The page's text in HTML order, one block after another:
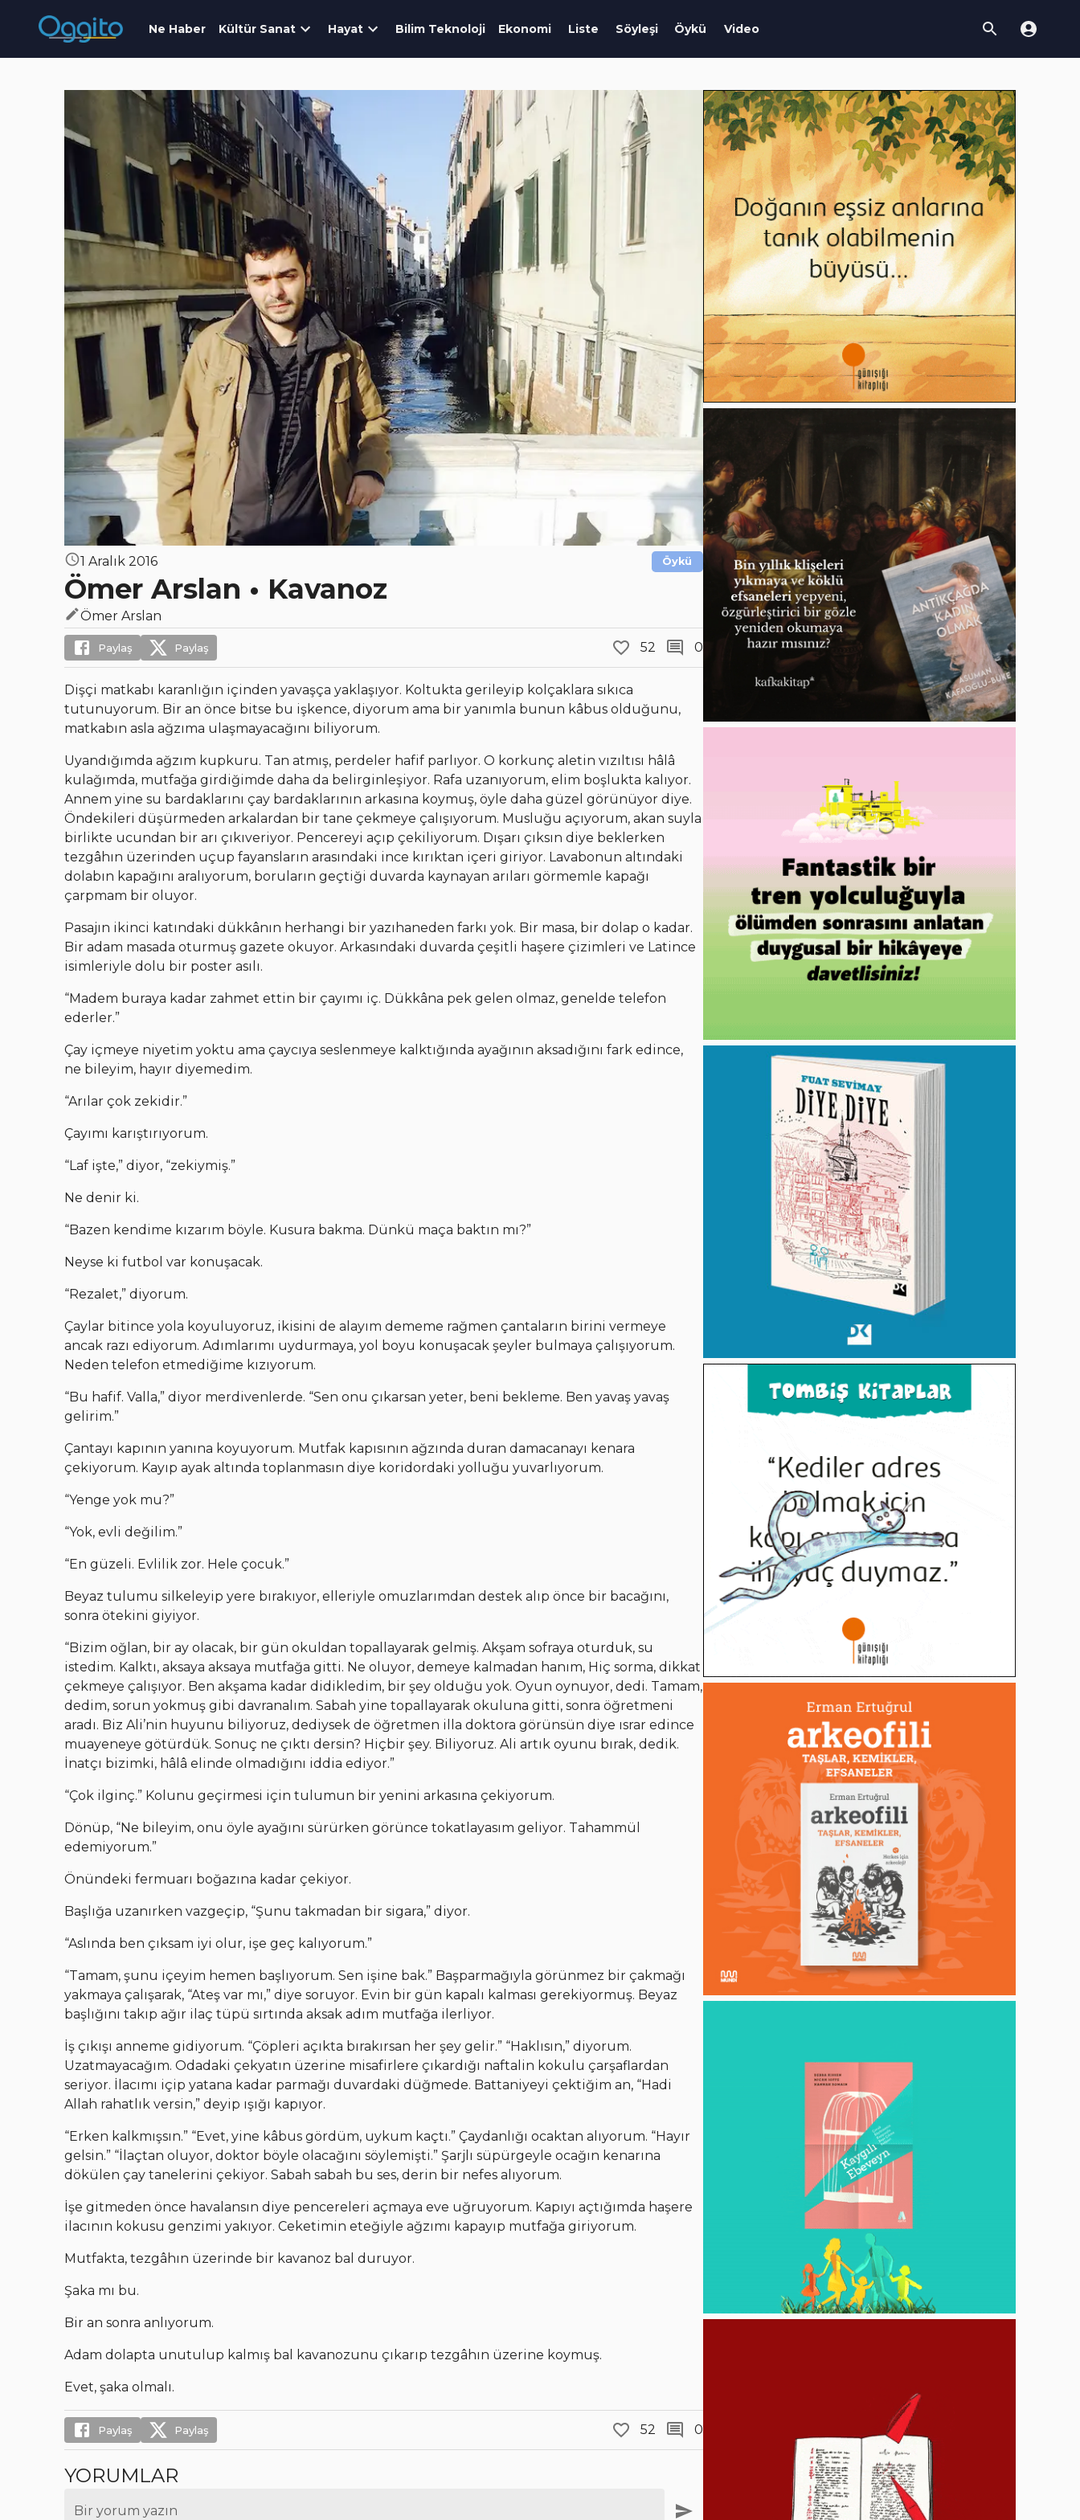
Ne Haber Kültür Sanat Hayat Bilim Teknoloji Ekonomi Liste Söyleşi Öykü Video
1 Aralık 2016 Öykü
Ömer Arslan • Kavanoz
Ömer Arslan
Paylaş Paylaş 52 0
Dişçi matkabı karanlığın içinden yavaşça yaklaşıyor. Koltukta gerileyip kolçaklara sıkıca
tutunuyorum. Bir an önce bitse bu işkence, diyorum ama bir yanımla bunun kâbus olduğunu,
matkabın asla ağzıma ulaşmayacağını biliyorum.
Uyandığımda ağzım kupkuru. Tan atmış, perdeler hafif parlıyor. O korkunç aletin vızıltısı hâlâ
kulağımda, mutfağa girdiğimde daha da belirginleşiyor. Rafa uzanıyorum, elim boşlukta kalıyor.
Annem yine su bardaklarını çay bardaklarının arkasına koymuş, öyle daha güzel görünüyor diye.
Öndekileri düşürmeden arkalardan bir tane çekmeye çalışıyorum. Musluğu açıyorum, akan suyla
birlikte ucundan bir arı çıkıveriyor. Pencereyi açıp çekiliyorum. Dışarı çıksın diye beklerken
tezgâhın üzerinden uçup fayansların arasındaki ince kırıktan içeri giriyor. Lavabonun altındaki
dolabın kapağını aralıyorum, boruların geçtiği duvarda kaynayan arıları görmemle kapağı
çarpmam bir oluyor.
Pasajın ikinci katındaki dükkânın herhangi bir yazıhaneden farkı yok. Bir masa, bir dolap o kadar.
Bir adam masada oturmuş gazete okuyor. Arkasındaki duvarda çeşitli haşere çizimleri ve Latince
isimleriyle dolu bir poster asılı.
“Madem buraya kadar zahmet ettin bir çayımı iç. Dükkâna pek gelen olmaz, genelde telefon
ederler.”
Çay içmeye niyetim yoktu ama çaycıya seslenmeye kalktığında ayağının aksadığını fark edince,
ne bileyim, hayır diyemedim.
“Arılar çok zekidir.”
Çayımı karıştırıyorum.
“Laf işte,” diyor, “zekiymiş.”
Ne denir ki.
“Bazen kendime kızarım böyle. Kusura bakma. Dünkü maça baktın mı?”
Neyse ki futbol var konuşacak.
“Rezalet,” diyorum.
Çaylar bitince yola koyuluyoruz, ikisini de alayım dememe rağmen çantaların birini vermeye
ancak razı ediyorum. Adımlarımı uydurmaya, yol boyu konuşacak şeyler bulmaya çalışıyorum.
Neden telefon etmediğime kızıyorum.
“Bu hafif. Valla,” diyor merdivenlerde. “Sen onu çıkarsan yeter, beni bekleme. Ben yavaş yavaş
gelirim.”
Çantayı kapının yanına koyuyorum. Mutfak kapısının ağzında duran damacanayı kenara
çekiyorum. Kayıp ayak altında toplanmasın diye koridordaki yolluğu yuvarlıyorum.
“Yenge yok mu?”
“Yok, evli değilim.”
“En güzeli. Evlilik zor. Hele çocuk.”
Beyaz tulumu silkeleyip yere bırakıyor, elleriyle omuzlarımdan destek alıp önce bir bacağını,
sonra ötekini giyiyor.
“Bizim oğlan, bir ay olacak, bir gün okuldan topallayarak gelmiş. Akşam sofraya oturduk, su
istedim. Kalktı, aksaya aksaya mutfağa gitti. Ne oluyor, demeye kalmadan hanım, Hiç sorma, dikkat
çekmeye çalışıyor. Ben akşama kadar didikledim, bir şey olduğu yok. Oyun oynuyor, dedi. Tamam,
dedim, sorun yokmuş gibi davranalım. Sabah yine topallayarak okuluna gitti, sonra öğretmeni
aradı. Biz Ali’nin huyunu biliyoruz, dediysek de öğretmen illa doktora görünsün diye ısrar edince
muayeneye götürdük. Sonuç ne çıktı dersin? Hiçbir şey. Biliyoruz. Ali artık oyunu bırak, dedik.
İnatçı bizimki, hâlâ elinde olmadığını iddia ediyor.”
“Çok ilginç.” Kolunu geçirmesi için tulumun bir yenini arkasına çekiyorum.
Dönüp, “Ne bileyim, onu öyle ayağını sürürken görünce tokatlayasım geliyor. Tahammül
edemiyorum.”
Önündeki fermuarı boğazına kadar çekiyor.
Başlığa uzanırken vazgeçip, “Şunu takmadan bir sigara,” diyor.
“Aslında ben çıksam iyi olur, işe geç kalıyorum.”
“Tamam, şunu içeyim hemen başlıyorum. Sen işine bak.” Başparmağıyla görünmez bir çakmağı
yakmaya çalışarak, “Ateş var mı,” diye soruyor. Evin bir gün kapalı kalması gerekiyormuş. Beyaz
başlığını takıp ağır ilaç tüpü sırtında aksak adım mutfağa ilerliyor.
İş çıkışı anneme gidiyorum. “Çöpleri açıkta bırakırsan her şey gelir.” “Haklısın,” diyorum.
Uzatmayacağım. Odadaki çekyatın üzerine misafirlere çıkardığı naftalin kokulu çarşaflardan
seriyor. İlacımı içip yatana kadar parmağı duvardaki düğmede. Battaniyeyi çektiğim an, “Hadi
Allah rahatlık versin,” deyip ışığı kapıyor.
“Erken kalkmışsın.” “Evet, yine kâbus gördüm, uykum kaçtı.” Çaydanlığı ocaktan alıyorum. “Hayır
gelsin.” “İlaçtan oluyor, doktor böyle olacağını söylemişti.” Şarjlı süpürgeyle ocağın kenarına
dökülen çay tanelerini çekiyor. Sabah sabah bu ses, derin bir nefes alıyorum.
İşe gitmeden önce havalansın diye pencereleri açmaya eve uğruyorum. Kapıyı açtığımda haşere
ilacının kokusu genzimi yakıyor. Ceketimin eteğiyle ağzımı kapayıp mutfağa giriyorum.
Mutfakta, tezgâhın üzerinde bir kavanoz bal duruyor.
Şaka mı bu.
Bir an sonra anlıyorum.
Adam dolapta unutulup kalmış bal kavanozunu çıkarıp tezgâhın üzerine koymuş.
Evet, şaka olmalı.
Paylaş Paylaş 52 0
YORUMLAR
Bir yorum yazın